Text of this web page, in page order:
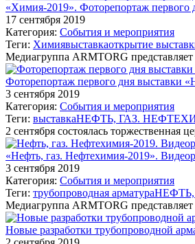
«Химия-2019». Фоторепортаж
17 сентября 2019
Категория: События и мероприятия
Теги: Химиявыставкаоткрытие
Медиагруппа ARMTORG
Фоторепортаж первого дня выставки
3 сентября 2019
Категория: События и мероприятия
Теги: выставкаНЕФТЬ, ГАЗ.
2 сентября состоялась торжественная
«Нефть, газ. Нефтехимия-2019».
3 сентября 2019
Категория: События и мероприятия
Теги: трубопроводная арматура
Медиагруппа ARMTORG
Новые разработки трубопроводной